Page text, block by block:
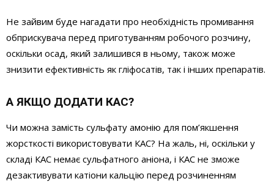
Не зайвим буде нагадати про необхідність промивання
обприскувача перед приготуванням робочого розчину,
оскільки осад, який залишився в ньому, також може
знизити ефективність як гліфосатів, так і інших препаратів.
А ЯКЩО ДОДАТИ КАС?
Чи можна замість сульфату амонію для пом’якшення
жорсткості використовувати КАС? На жаль, ні, оскільки у
складі КАС немає сульфатного аніона, і КАС не зможе
дезактивувати катіони кальцію перед розчиненням